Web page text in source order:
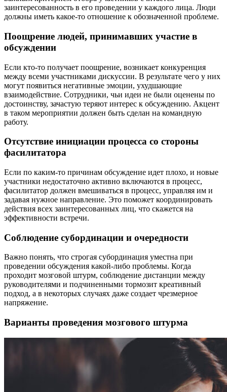
заинтересованность в его проведении у каждого лица. Люди
должны иметь какое-то отношение к обозначенной проблеме.
Поощрение людей, принимавших участие в
обсуждении
Если кто-то получает поощрение, возникает конкуренция
между всеми участниками дискуссии. В результате чего у них
могут появиться негативные эмоции, ухудшающие
взаимодействие. Сотрудники, чьи идеи не были оценены по
достоинству, зачастую теряют интерес к обсуждению. Акцент
в таком мероприятии должен быть сделан на командную
работу.
Отсутствие инициации процесса со стороны
фасилитатора
Если по каким-то причинам обсуждение идет плохо, и новые
участники недостаточно активно включаются в процесс,
фасилитатор должен вмешиваться в процесс, управляя им и
задавая нужное направление. Это поможет координировать
действия всех заинтересованных лиц, что скажется на
эффективности встречи.
Соблюдение субординации и очередности
Важно понять, что строгая субординация уместна при
проведении обсуждения какой-либо проблемы. Когда
проходит мозговой штурм, соблюдение дистанции между
руководителями и подчиненными тормозит креативный
подход, а в некоторых случаях даже создает чрезмерное
напряжение.
Варианты проведения мозгового штурма